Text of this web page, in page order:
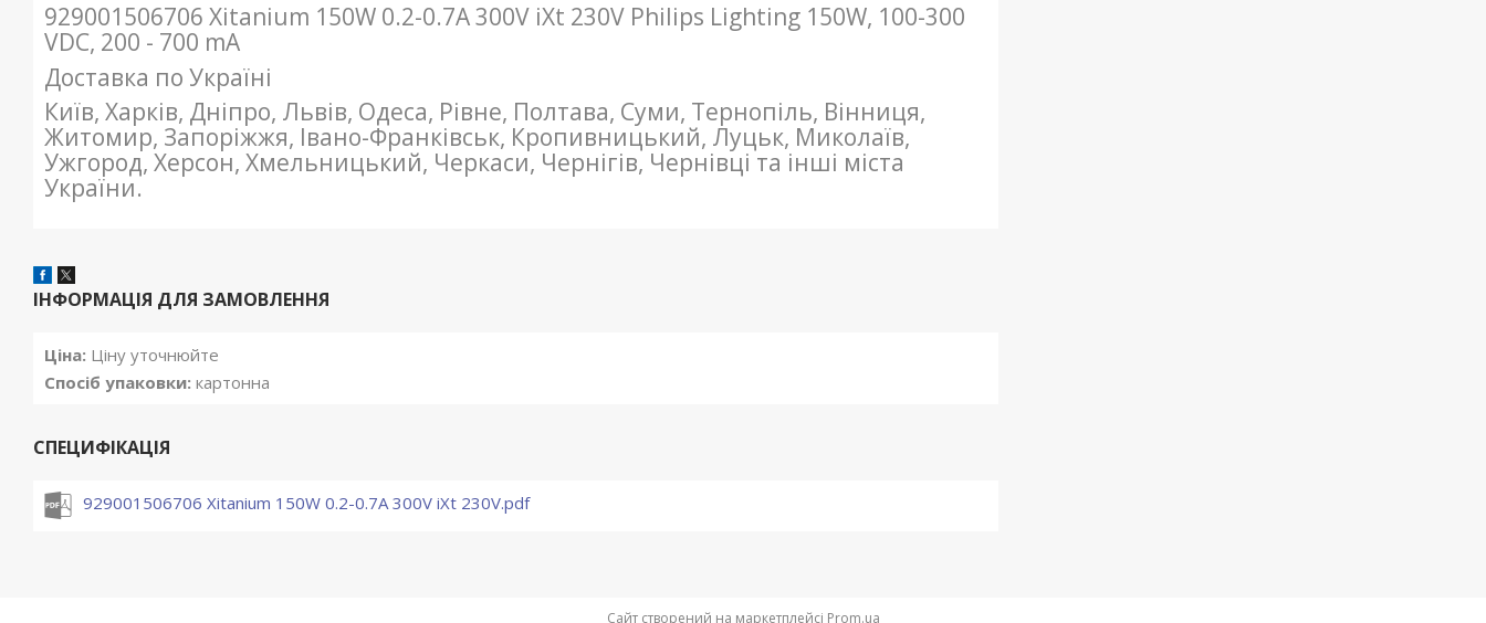
929001506706 Xitanium 150W 0.2-0.7A 300V iXt 230V Philips Lighting 150W, 100-300
VDC, 200 - 700 mA
Доставка по Україні
Київ, Харків, Дніпро, Львів, Одеса, Рівне, Полтава, Суми, Тернопіль, Вінниця,
Житомир, Запоріжжя, Івано-Франківськ, Кропивницький, Луцьк, Миколаїв,
Ужгород, Херсон, Хмельницький, Черкаси, Чернігів, Чернівці та інші міста
України.
ІНФОРМАЦІЯ ДЛЯ ЗАМОВЛЕННЯ
Ціна: Ціну уточнюйте
Спосіб упаковки: картонна
СПЕЦИФІКАЦІЯ
929001506706 Xitanium 150W 0.2-0.7A 300V iXt 230V.pdf
Сайт створений на маркетплейсі Prom.ua